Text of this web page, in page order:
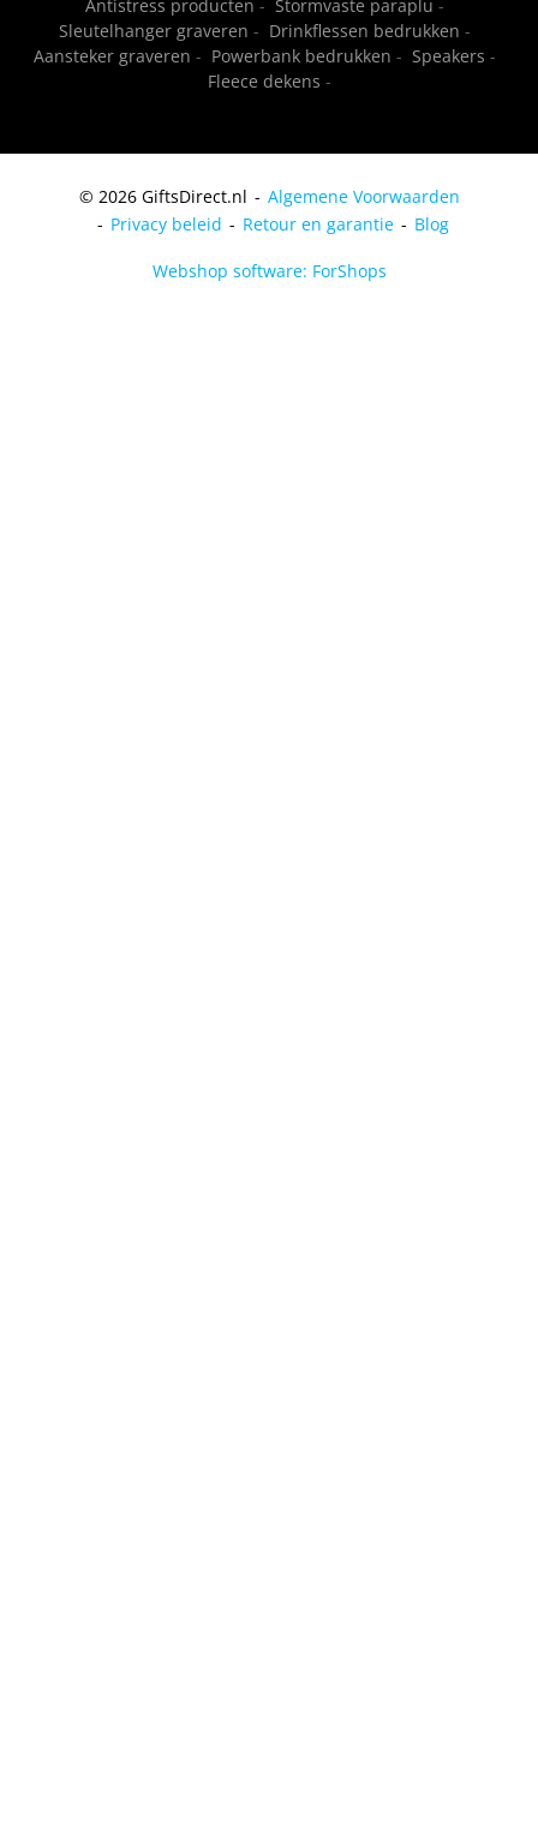
Antistress producten - Stormvaste paraplu -
Sleutelhanger graveren - Drinkflessen bedrukken -
Aansteker graveren - Powerbank bedrukken - Speakers -
Fleece dekens -
© 2026 GiftsDirect.nl
Algemene Voorwaarden
Privacy beleid
Retour en garantie Blog
Webshop software: ForShops